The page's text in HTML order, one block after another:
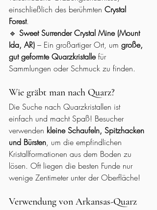
einschließlich des berühmten Crystal
Forest.
🔹 Sweet Surrender Crystal Mine (Mount
Ida, AR) – Ein großartiger Ort, um große,
gut geformte Quarzkristalle für
Sammlungen oder Schmuck zu finden.
Wie gräbt man nach Quarz?
Die Suche nach Quarzkristallen ist
einfach und macht Spaß! Besucher
verwenden kleine Schaufeln, Spitzhacken
und Bürsten, um die empfindlichen
Kristallformationen aus dem Boden zu
lösen. Oft liegen die besten Funde nur
wenige Zentimeter unter der Oberfläche!
Verwendung von Arkansas-Quarz